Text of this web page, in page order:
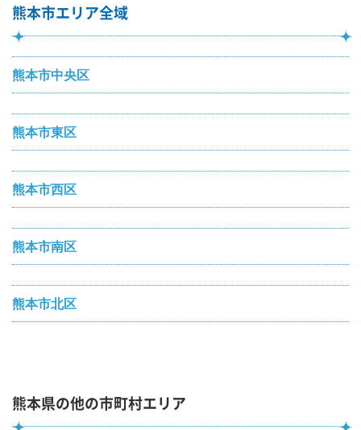
熊本市エリア全域
熊本市中央区
熊本市東区
熊本市西区
熊本市南区
熊本市北区
熊本県の他の市町村エリア